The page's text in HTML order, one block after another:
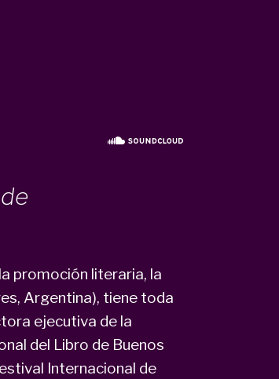
promoción literaria, la
Argentina), tiene toda
ejecutiva de la
del Libro de Buenos
Internacional de